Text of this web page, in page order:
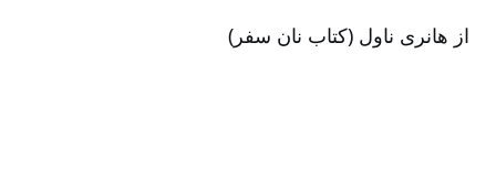
از هانری ناول (کتاب نان سفر)